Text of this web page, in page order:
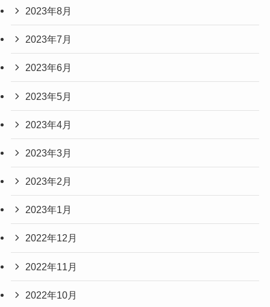
2023年8月
2023年7月
2023年6月
2023年5月
2023年4月
2023年3月
2023年2月
2023年1月
2022年12月
2022年11月
2022年10月